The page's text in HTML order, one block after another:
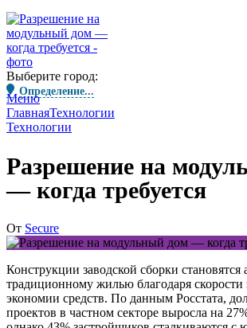
Выберите город:
Определение...
Меню
ГлавнаяТехнологии
Технологии
Разрешение на
— когда требуется
От Secure
Конструкции заводской сборки становятся
традиционному жилью благодаря
экономии средств. По данным Росстата,
проектов в частном секторе выросла на